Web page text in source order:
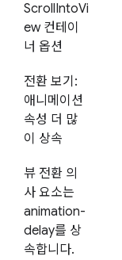
ScrollIntoVi
ew 컨테이
너 옵션
전환 보기:
애니메이션
속성 더 많
이 상속
뷰 전환 의
사 요소는
animation-
delay를 상
속합니다.